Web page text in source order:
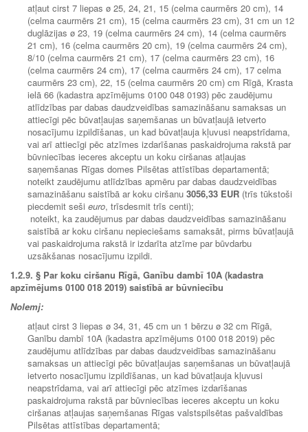
atļaut cirst 7 liepas ø 25, 24, 21, 15 (celma caurmērs 20 cm), 14
(celma caurmērs 21 cm), 15 (celma caurmērs 23 cm), 31 cm un 12
duglāzijas ø 23, 19 (celma caurmērs 24 cm), 14 (celma caurmērs
21 cm), 16 (celma caurmērs 20 cm), 19 (celma caurmērs 24 cm),
8/10 (celma caurmērs 21 cm), 17 (celma caurmērs 23 cm), 16
(celma caurmērs 24 cm), 17 (celma caurmērs 24 cm), 17 celma
caurmērs 23 cm), 22, 15 (celma caurmērs 20 cm) cm Rīgā, Krasta
ielā 66 (kadastra apzīmējums 0100 048 0193) pēc zaudējumu
atlīdzības par dabas daudzveidības samazināšanu samaksas un
attiecīgi pēc būvatļaujas saņemšanas un būvatļaujā ietverto
nosacījumu izpildīšanas, un kad būvatļauja kļuvusi neapstrīdama,
vai arī attiecīgi pēc atzīmes izdarīšanas paskaidrojuma rakstā par
būvniecības ieceres akceptu un koku ciršanas atļaujas
saņemšanas Rīgas domes Pilsētas attīstības departamentā;
noteikt zaudējumu atlīdzības apmēru par dabas daudzveidības
samazināšanu saistībā ar koku ciršanu 3056,33 EUR (trīs tūkstoši
piecdemit seši euro, trīsdesmit trīs centi);
noteikt, ka zaudējumus par dabas daudzveidības samazināšanu
saistībā ar koku ciršanu nepieciešams samaksāt, pirms būvatļaujā
vai paskaidrojuma rakstā ir izdarīta atzīme par būvdarbu
uzsākšanas nosacījumu izpildi.
1.2.9. § Par koku ciršanu Rīgā, Ganību dambī 10A (kadastra
apzīmējums 0100 018 2019) saistībā ar būvniecību
Nolemj:
atļaut cirst 3 liepas ø 34, 31, 45 cm un 1 bērzu ø 32 cm Rīgā,
Ganību dambī 10A (kadastra apzīmējums 0100 018 2019) pēc
zaudējumu atlīdzības par dabas daudzveidības samazināšanu
samaksas un attiecīgi pēc būvatļaujas saņemšanas un būvatļaujā
ietverto nosacījumu izpildīšanas, un kad būvatļauja kļuvusi
neapstrīdama, vai arī attiecīgi pēc atzīmes izdarīšanas
paskaidrojuma rakstā par būvniecības ieceres akceptu un koku
ciršanas atļaujas saņemšanas Rīgas valstspilsētas pašvaldības
Pilsētas attīstības departamentā;